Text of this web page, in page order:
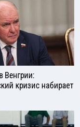
Венгрии:
кризис набирает